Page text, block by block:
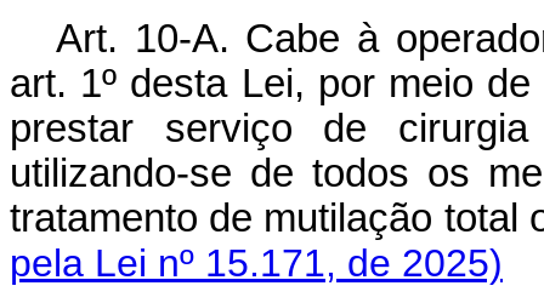
Art. 10-A. Cabe à
art. 1º desta Lei, por meio
prestar serviço de
utilizando-se de todos os
tratamento de mutilação
pela Lei nº 15.171, de 2025)